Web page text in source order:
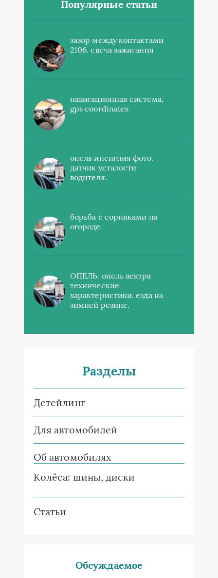
Популярные статьи
зазор между контактами
2106. свеча зажигания
навигационная система,
gps coordinates
опель инсигния фото,
датчик усталости
водителя.
борьба с сорняками на
огороде
ОПЕЛЬ. опель вектра
технические
характеристики. езда на
зимней резине.
Разделы
Детейлинг
Для автомобилей
Об автомобилях
Колёса: шины, диски
Статьи
Обсуждаемое